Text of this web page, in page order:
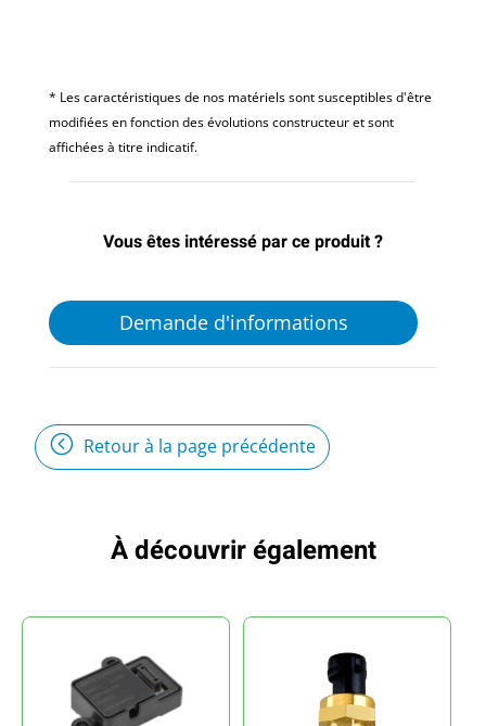
* Les caractéristiques de nos matériels sont susceptibles d'être
modifiées en fonction des évolutions constructeur et sont
affichées à titre indicatif.
Vous êtes intéressé par ce produit ?
Demande d'informations
Retour à la page précédente
À découvrir également